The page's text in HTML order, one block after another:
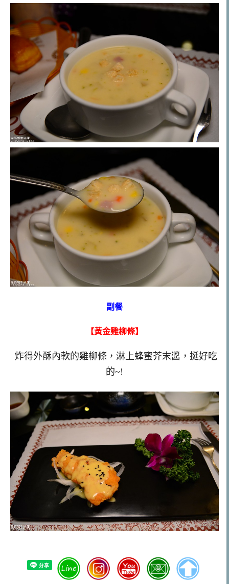
副餐
【黃金雞柳條】
炸得外酥內軟的雞柳條，淋上蜂蜜芥末醬，挺好吃
的~!